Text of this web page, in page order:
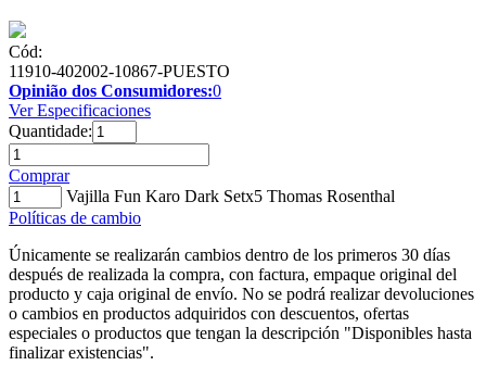
Cód:
11910-402002-10867-PUESTO
Opinião dos Consumidores:0
Ver Especificaciones
Quantidade:
Comprar
Vajilla Fun Karo Dark Setx5 Thomas Rosenthal
Políticas de cambio
Únicamente se realizarán cambios dentro de los primeros 30 días
después de realizada la compra, con factura, empaque original del
producto y caja original de envío. No se podrá realizar devoluciones
o cambios en productos adquiridos con descuentos, ofertas
especiales o productos que tengan la descripción "Disponibles hasta
finalizar existencias".